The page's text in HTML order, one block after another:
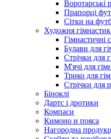
Воротарські
Прапорці
Сітки на
Художня
Гімнастичні
Булави для
Стрічки для
М'ячі для
Трико для
Стрічки для
Біноклі
Дартс і дротики
Компаси
Кимоно и пояса
Нагородна